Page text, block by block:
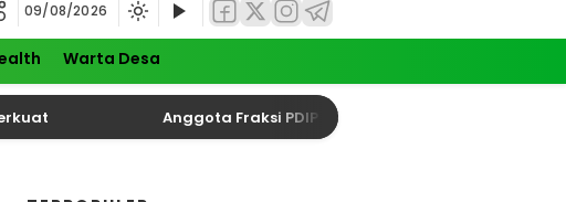
09/08/2026
Warta Desa
Anggota Fraksi PDIP DPRD Jatim Minta Evaluasi Total